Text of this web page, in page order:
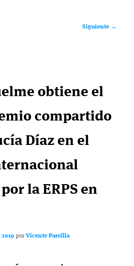
Siguiente →
obtiene el
compartido
Díaz en el
la ERPS en
porVicente Parrilla